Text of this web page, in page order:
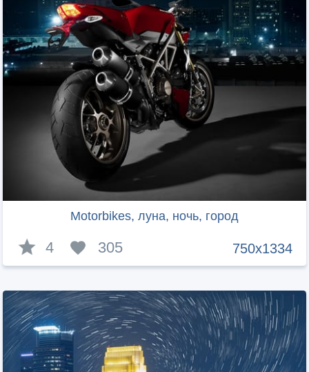
Motorbikes, луна, ночь, город
750x1334
4 305